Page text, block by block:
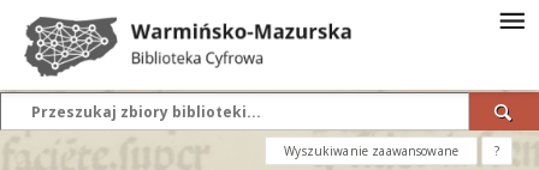
Wyszukiwanie zaawansowane ?